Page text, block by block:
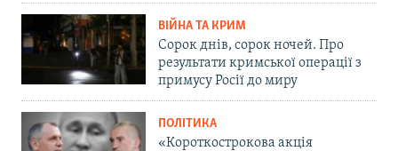
ВІЙНА ТА КРИМ
Сорок днів, сорок ночей. Про
результати кримської операції з
примусу Росії до миру
ПОЛІТИКА
«Короткострокова акція